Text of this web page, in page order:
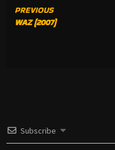
CONTINUE
READING
PREVIOUS
WAZ (2007)
Subscribe